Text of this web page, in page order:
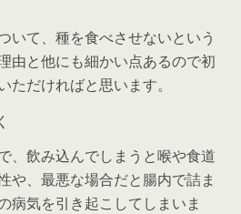
いて、種を食べさせないという
由と他にも細かい点あるので初
だければと思います。
、飲み込んでしまうと喉や食道
や、最悪な場合だと腸内で詰ま
病気を引き起こしてしまいま